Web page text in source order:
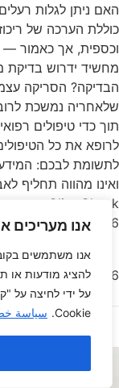
אנו מעריכים
להציג מודעות או
על ידי לחיצה על
Cookie. سياسة
האם ניתן לגלות
כוללת הערכה של
וכספית, אך כאמור —
מחשיד ידרוש בדיקת
הבדיקה? הסריקה
תוך כדי טיפולים
לרופא את כל
לתשומת לבכם:
ואינו מהווה תחליף
9111166 | 050-8387771.
06/07/2026
/ لا